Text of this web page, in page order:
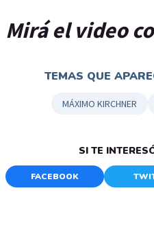
Mirá el video
TEMAS QUE
MÁXIMO KIRCHNER
SI TE
FACEBOOK